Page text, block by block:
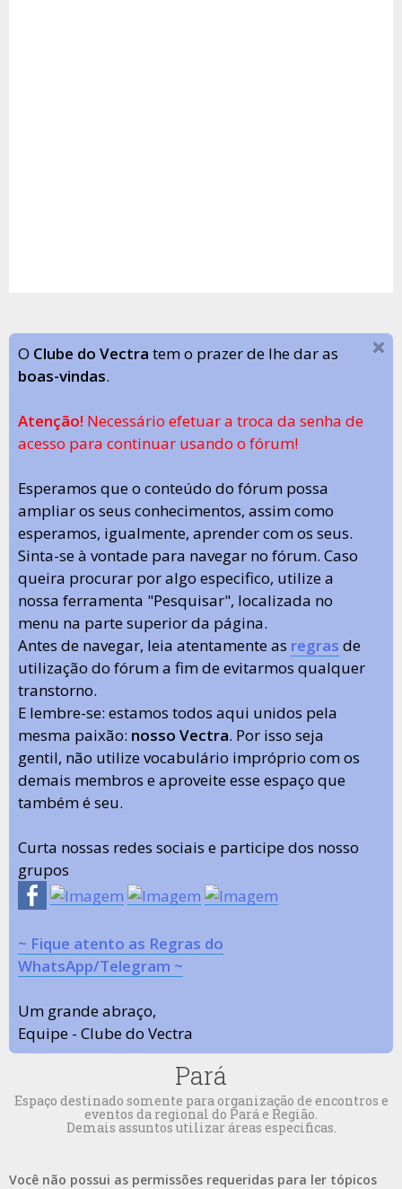
O Clube do Vectra tem o prazer de lhe dar as
boas-vindas.
Atenção! Necessário efetuar a troca da senha de
acesso para continuar usando o fórum!
Esperamos que o conteúdo do fórum possa
ampliar os seus conhecimentos, assim como
esperamos, igualmente, aprender com os seus.
Sinta-se à vontade para navegar no fórum. Caso
queira procurar por algo especifico, utilize a
nossa ferramenta "Pesquisar", localizada no
menu na parte superior da página.
Antes de navegar, leia atentamente as regras de
utilização do fórum a fim de evitarmos qualquer
transtorno.
E lembre-se: estamos todos aqui unidos pela
mesma paixão: nosso Vectra. Por isso seja
gentil, não utilize vocabulário impróprio com os
demais membros e aproveite esse espaço que
também é seu.
Curta nossas redes sociais e participe dos nosso
grupos
~ Fique atento as Regras do
WhatsApp/Telegram ~
Um grande abraço,
Equipe - Clube do Vectra
Pará
Espaço destinado somente para organização de encontros e
eventos da regional do Pará e Região.
Demais assuntos utilizar áreas especificas.
Você não possui as permissões requeridas para ler tópicos